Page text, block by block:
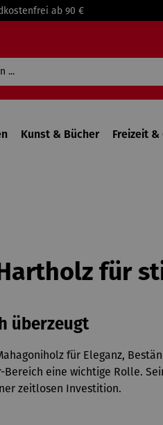
ab 90 €
Kunst & Bücher Freizeit &
für
überzeugt
für Eleganz,
eine wichtige Rolle.
zeitlosen Investition.